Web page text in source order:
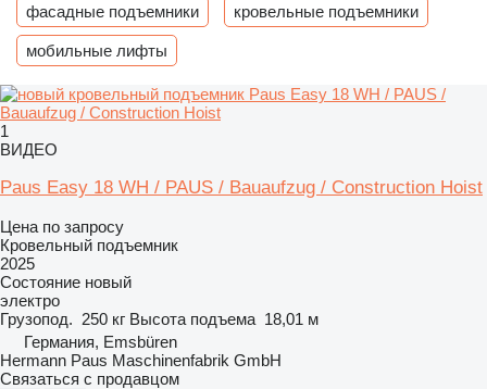
фасадные подъемники кровельные подъемники
мобильные лифты
1
ВИДЕО
Paus Easy 18 WH / PAUS / Bauaufzug / Construction Hoist
Цена по запросу
Кровельный подъемник
2025
Состояние новый
электро
Грузопод. 250 кг Высота подъема 18,01 м
Германия, Emsbüren
Hermann Paus Maschinenfabrik GmbH
Связаться с продавцом